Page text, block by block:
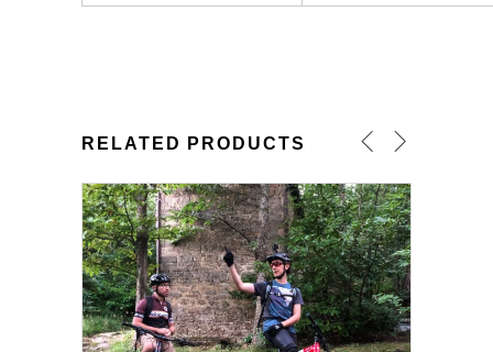
RELATED PRODUCTS